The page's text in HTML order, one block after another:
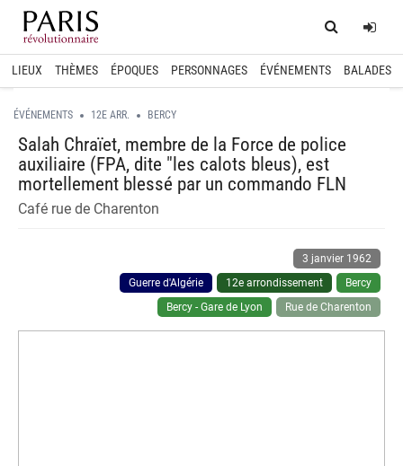
Home
LIEUX THÈMES ÉPOQUES PERSONNAGES ÉVÉNEMENTS BALADES
ÉVÉNEMENTS 12E ARR. BERCY
Salah Chraïet, membre de la Force de police
auxiliaire (FPA, dite "les calots bleus), est
mortellement blessé par un commando FLN
Café rue de Charenton
3 janvier 1962
Guerre d'Algérie
12e arrondissement
Bercy
Bercy - Gare de Lyon
Rue de Charenton